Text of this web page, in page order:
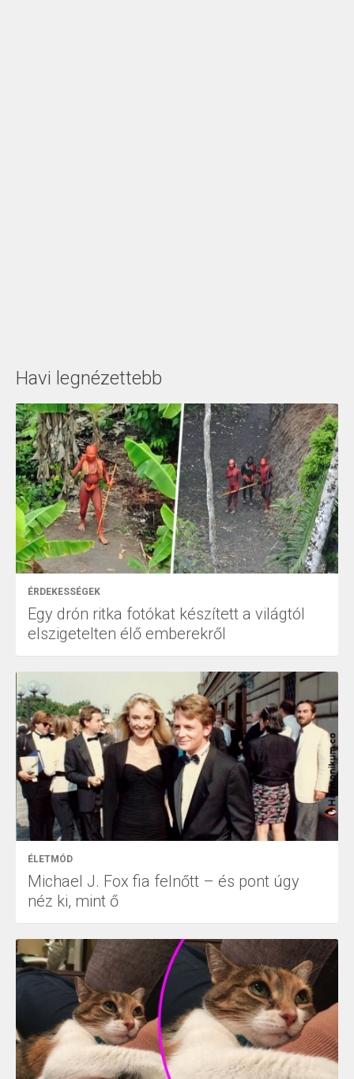
Havi legnézettebb
ÉRDEKESSÉGEK
Egy drón ritka fotókat készített a világtól
elszigetelten élő emberekről
ÉLETMÓD
Michael J. Fox fia felnőtt – és pont úgy
néz ki, mint ő